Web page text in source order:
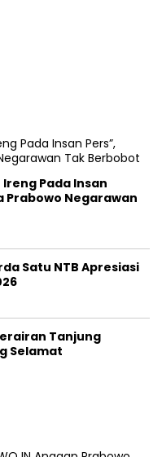
Ireng Pada Insan
Prabowo Negarawan
Satu NTB Apresiasi
Tanjung
Selamat